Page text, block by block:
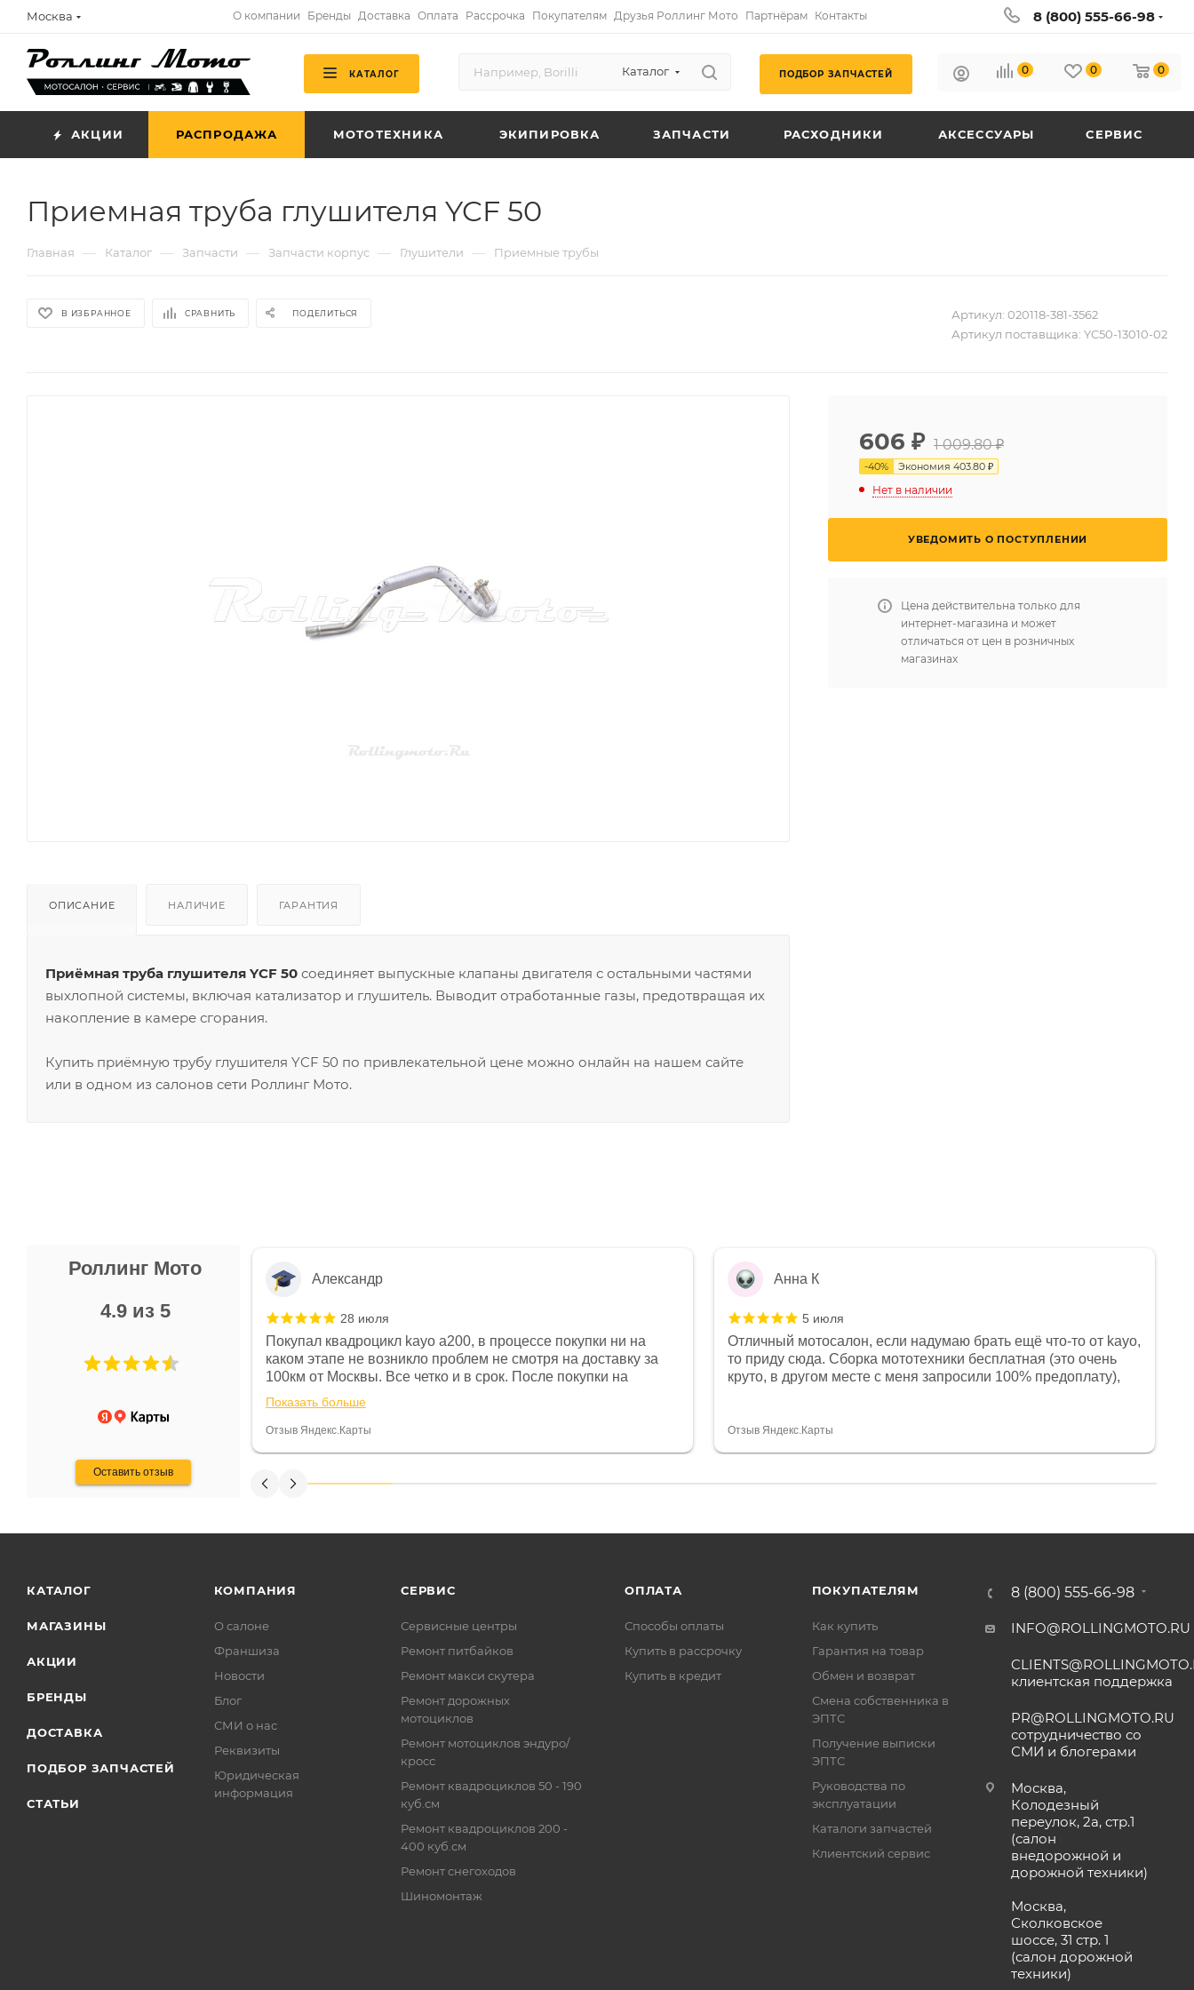
Москва О компании Бренды Доставка Оплата Рассрочка Покупателям Друзья Роллинг Мото Партнёрам Контакты 8 (800) 555-66-98
КАТАЛОГ Каталог ПОДБОР ЗАПЧАСТЕЙ 0 0 0
АКЦИИ РАСПРОДАЖА МОТОТЕХНИКА ЭКИПИРОВКА ЗАПЧАСТИ РАСХОДНИКИ АКСЕССУАРЫ СЕРВИС
Приемная труба глушителя YCF 50
Главная — Каталог — Запчасти — Запчасти корпус — Глушители — Приемные трубы
В ИЗБРАННОЕ СРАВНИТЬ ПОДЕЛИТЬСЯ Артикул: 020118-381-3562
Артикул поставщика: YC50-13010-02
ОПИСАНИЕ НАЛИЧИЕ ГАРАНТИЯ
Приёмная труба глушителя YCF 50 соединяет выпускные клапаны двигателя с остальными частями
выхлопной системы, включая катализатор и глушитель. Выводит отработанные газы, предотвращая их
накопление в камере сгорания.
Купить приёмную трубу глушителя YCF 50 по привлекательной цене можно онлайн на нашем сайте
или в одном из салонов сети Роллинг Мото.
606 ₽ 1 009.80 ₽
-40% Экономия 403.80 ₽
Нет в наличии
УВЕДОМИТЬ О ПОСТУПЛЕНИИ
Цена действительна только для
интернет-магазина и может
отличаться от цен в розничных
магазинах
Роллинг Мото
4.9 из 5
Оставить отзыв
Не понравились условия
и дают только на год)
Александр
28 июля
Покупал квадроцикл kayo a200, в процессе покупки ни на
каком этапе не возникло проблем не смотря на доставку за
100км от Москвы. Все четко и в срок. После покупки на
спидометре всегда был 0, при этом представители магазина
постоянно были на связи и в итоге проблема была решена.
Считаю, что это говорит о небезразличии к клиенту после
Показать больше
Отзыв Яндекс.Карты
Анна К
5 июля
Отличный мотосалон, если надумаю брать ещё что-то от kayo,
то приду сюда. Сборка мототехники бесплатная (это очень
круто, в другом месте с меня запросили 100% предоплату),
спасибо отдельное, всегда на связи, очень детально всё
Отзыв Яндекс.Карты
КАТАЛОГ
МАГАЗИНЫ
АКЦИИ
БРЕНДЫ
ДОСТАВКА
ПОДБОР ЗАПЧАСТЕЙ
СТАТЬИ
КОМПАНИЯ
О салоне
Франшиза
Новости
Блог
СМИ о нас
Реквизиты
Юридическая
информация
СЕРВИС
Сервисные центры
Ремонт питбайков
Ремонт макси скутера
Ремонт дорожных
мотоциклов
Ремонт мотоциклов эндуро/
кросс
Ремонт квадроциклов 50 - 190
куб.см
Ремонт квадроциклов 200 -
400 куб.см
Ремонт снегоходов
Шиномонтаж
ОПЛАТА
Способы оплаты
Купить в рассрочку
Купить в кредит
ПОКУПАТЕЛЯМ
Как купить
Гарантия на товар
Обмен и возврат
Смена собственника в
ЭПТС
Получение выписки
ЭПТС
Руководства по
эксплуатации
Каталоги запчастей
Клиентский сервис
8 (800) 555-66-98
INFO@ROLLINGMOTO.RU
клиентская поддержка
PR@ROLLINGMOTO.RU
сотрудничество со
СМИ и блогерами
Москва,
Колодезный
переулок, 2а, стр.1
(салон
внедорожной и
дорожной техники)
Москва,
Сколковское
шоссе, 31 стр. 1
(салон дорожной
техники)